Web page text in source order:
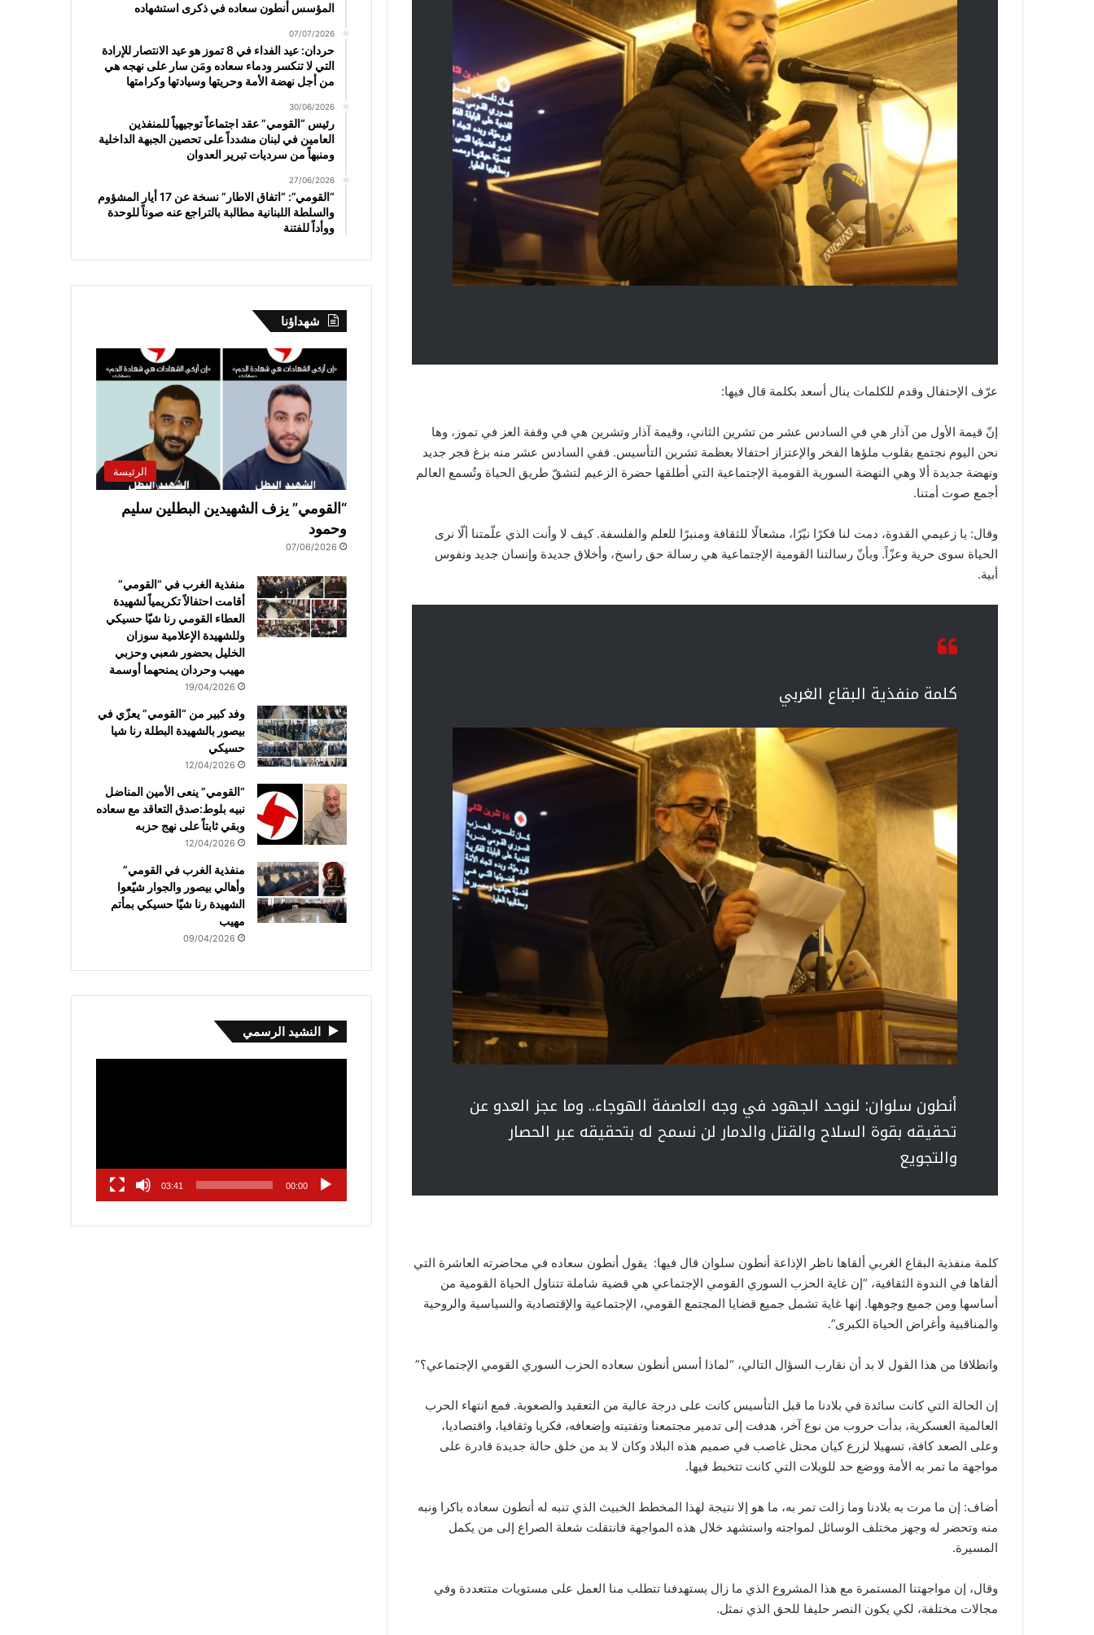
عرّف الإحتفال وقدم للكلمات ينال أسعد بكلمة قال فيها:
إنّ قيمة الأول من آذار هي في السادس عشر من تشرين الثاني، وقيمة آذار وتشرين هي في وقفة العز في تموز، وها
نحن اليوم نجتمع بقلوب ملؤها الفخر والإعتزاز احتفالا بعظمة تشرين التأسيس. ففي السادس عشر منه بزغ فجر جديد
ونهضة جديدة ألا وهي النهضة السورية القومية الإجتماعية التي أطلقها حضرة الزعيم لتشقّ طريق الحياة وتُسمع العالم
أجمع صوت أمتنا.
وقال: يا زعيمي القدوة، دمت لنا فكرًا نيّرًا، مشعالًا للثقافة ومنبرًا للعلم والفلسفة. كيف لا وأنت الذي علّمتنا ألّا نرى
الحياة سوى حرية وعزّاً. وبأنّ رسالتنا القومية الإجتماعية هي رسالة حق راسخ، وأخلاق جديدة وإنسان جديد ونفوس
أبية.
كلمة منفذية البقاع الغربي
أنطون سلوان: لنوحد الجهود في وجه العاصفة الهوجاء.. وما عجز العدو عن
تحقيقه بقوة السلاح والقتل والدمار لن نسمح له بتحقيقه عبر الحصار
والتجويع
كلمة منفذية البقاع الغربي ألقاها ناظر الإذاعة أنطون سلوان قال فيها: يقول أنطون سعاده في محاضرته العاشرة التي
ألقاها في الندوة الثقافية، “إن غاية الحزب السوري القومي الإجتماعي هي قضية شاملة تتناول الحياة القومية من
أساسها ومن جميع وجوهها. إنها غاية تشمل جميع قضايا المجتمع القومي، الإجتماعية والإقتصادية والسياسية والروحية
والمناقبية وأغراض الحياة الكبرى”.
وانطلاقا من هذا القول لا بد أن نقارب السؤال التالي، “لماذا أسس أنطون سعاده الحزب السوري القومي الإجتماعي؟”
إن الحالة التي كانت سائدة في بلادنا ما قبل التأسيس كانت على درجة عالية من التعقيد والصعوبة. فمع انتهاء الحرب
العالمية العسكرية، بدأت حروب من نوع آخر، هدفت إلى تدمير مجتمعنا وتفتيته وإضعافه، فكريا وثقافيا، واقتصاديا،
وعلى الصعد كافة، تسهيلا لزرع كيان محتل غاصب في صميم هذه البلاد وكان لا بد من خلق حالة جديدة قادرة على
مواجهة ما تمر به الأمة ووضع حد للويلات التي كانت تتخبط فيها.
أضاف: إن ما مرت به بلادنا وما زالت تمر به، ما هو إلا نتيجة لهذا المخطط الخبيث الذي تنبه له أنطون سعاده باكرا ونبه
منه وتحضر له وجهز مختلف الوسائل لمواجته واستشهد خلال هذه المواجهة فانتقلت شعلة الصراع إلى من يكمل
المسيرة.
وقال، إن مواجهتنا المستمرة مع هذا المشروع الذي ما زال يستهدفنا تتطلب منا العمل على مستويات متتعددة وفي
مجالات مختلفة، لكي يكون النصر حليفا للحق الذي نمثل.
المؤسس أنطون سعاده في ذكرى استشهاده
07/07/2026
حردان: عيد الفداء في 8 تموز هو عيد الانتصار للإرادة
التي لا تنكسر ودماء سعاده ومَن سار على نهجه هي
من أجل نهضة الأمة وحريتها وسيادتها وكرامتها
30/06/2026
رئيس “القومي” عقد اجتماعاً توجيهياً للمنفذين
العامين في لبنان مشدداً على تحصين الجبهة الداخلية
ومنبهاً من سرديات تبرير العدوان
27/06/2026
“القومي”: “اتفاق الاطار” نسخة عن 17 أيار المشؤوم
والسلطة اللبنانية مطالبة بالتراجع عنه صوناً للوحدة
ووأداً للفتنة
شهداؤنا
الرئيسة
“القومي” يزف الشهيدين البطلين سليم
وحمود
07/06/2026
منفذية الغرب في “القومي”
أقامت احتفالاً تكريمياً لشهيدة
العطاء القومي رنا شيّا حسيكي
وللشهيدة الإعلامية سوزان
الخليل بحضور شعبي وحزبي
مهيب وحردان يمنحهما أوسمة
19/04/2026
وفد كبير من “القومي” يعزّي في
بيصور بالشهيدة البطلة رنا شيا
حسيكي
12/04/2026
“القومي” ينعى الأمين المناضل
نبيه بلوط:صدق التعاقد مع سعاده
وبقي ثابتاً على نهج حزبه
12/04/2026
منفذية الغرب في القومي”
وأهالي بيصور والجوار شيّعوا
الشهيدة رنا شيّا حسيكي بمأتم
مهيب
09/04/2026
النشيد الرسمي
00:00
03:41